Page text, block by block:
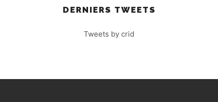
DERNIERS TWEETS
Tweets by crid